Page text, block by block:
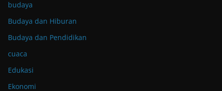
budaya
Budaya dan Hiburan
Budaya dan Pendidikan
cuaca
Edukasi
Ekonomi